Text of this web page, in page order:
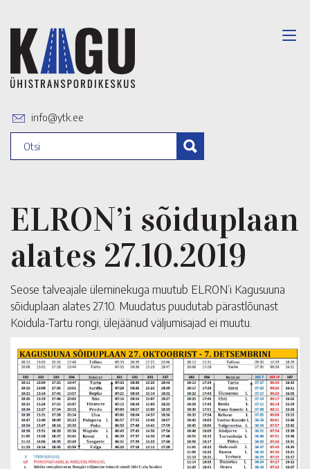
info@ytk.ee
ELRON’i sõiduplaan
alates 27.10.2019
Seose talveajale üleminekuga muutub ELRON’i Kagusuuna
sõiduplaan alates 27.10. Muudatus puudutab pärastlõunast
Koidula-Tartu rongi, ülejäänud väljumisajad ei muutu.